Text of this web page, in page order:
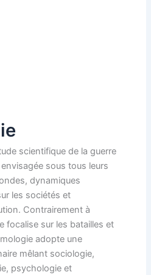
scientifique de la guerre
sous tous leurs
dynamiques
les sociétés et
Contrairement à
focalise sur les batailles et
adopte une
mêlant sociologie,
psychologie et